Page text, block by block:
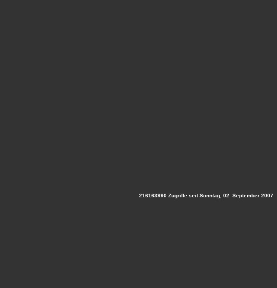
216163990 Zugriffe seit Sonntag, 02. September 2007